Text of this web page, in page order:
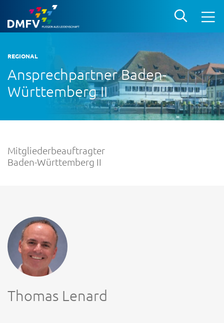
REGIONAL
Ansprechpartner Baden-
Württemberg II
Mitgliederbeauftragter
Baden-Württemberg II
Thomas Lenard